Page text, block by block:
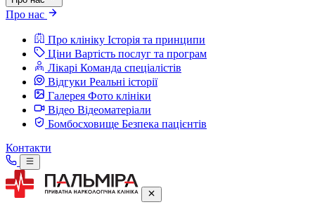
Про нас
Про клініку Історія та принципи
Ціни Вартість послуг та програм
Лікарі Команда спеціалістів
Відгуки Реальні історії
Галерея Фото клініки
Відео Відеоматеріали
Бомбосховище Безпека пацієнтів
Контакти